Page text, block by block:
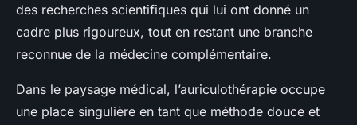
des recherches scientifiques qui lui ont donné un
cadre plus rigoureux, tout en restant une branche
reconnue de la médecine complémentaire.
Dans le paysage médical, l’auriculothérapie occupe
une place singulière en tant que méthode douce et